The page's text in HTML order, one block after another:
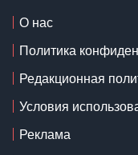
О нас
Политика
Редакционная
Условия
Реклама